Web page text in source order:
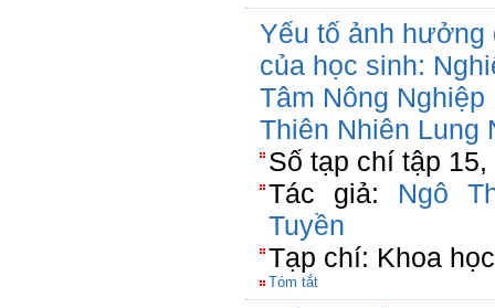
Yếu tố ảnh hưởng
của học sinh:
Tâm Nông
Thiên Nhiên Lung
Số tạp chí tập 15,
Tác giả: Ngô
Tuyền
Tạp chí: Khoa
Tóm tắt